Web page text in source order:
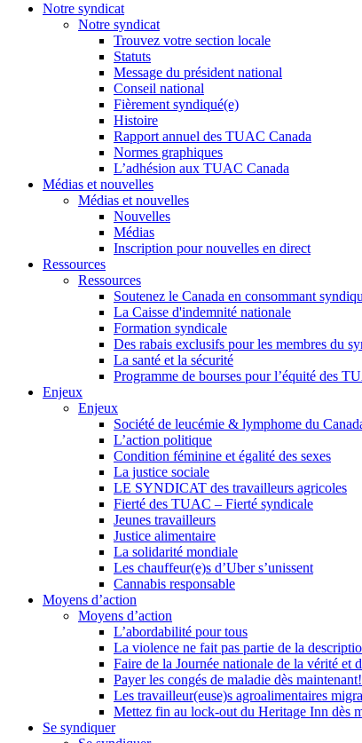
Notre syndicat
Notre syndicat
Trouvez votre section locale
Statuts
Message du président national
Conseil national
Fièrement syndiqué(e)
Histoire
Rapport annuel des TUAC Canada
Normes graphiques
L’adhésion aux TUAC Canada
Médias et nouvelles
Médias et nouvelles
Nouvelles
Médias
Inscription pour nouvelles en direct
Ressources
Ressources
Soutenez le Canada en consommant
La Caisse d'indemnité nationale
Formation syndicale
Des rabais exclusifs pour les membres du
La santé et la sécurité
Programme de bourses pour l’équité des
Enjeux
Enjeux
Société de leucémie & lymphome du
L’action politique
Condition féminine et égalité des sexes
La justice sociale
LE SYNDICAT des travailleurs agricoles
Fierté des TUAC – Fierté syndicale
Jeunes travailleurs
Justice alimentaire
La solidarité mondiale
Les chauffeur(e)s d’Uber s’unissent
Cannabis responsable
Moyens d’action
Moyens d’action
L’abordabilité pour tous
La violence ne fait pas partie de la
Faire de la Journée nationale de la vérité et
Payer les congés de maladie dès maintenant!
Les travailleur(euse)s agroalimentaires
Mettez fin au lock-out du Heritage Inn dès
Se syndiquer